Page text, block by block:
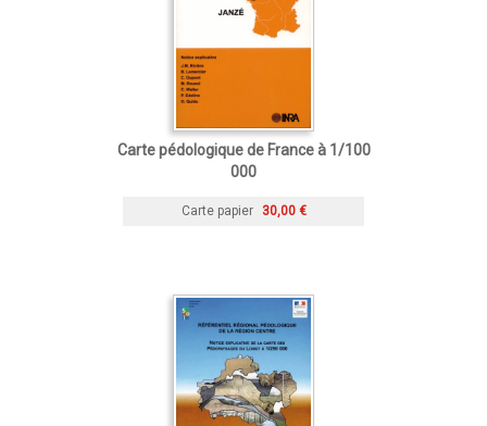
Carte pédologique de France à 1/100
000
Carte papier 30,00 €